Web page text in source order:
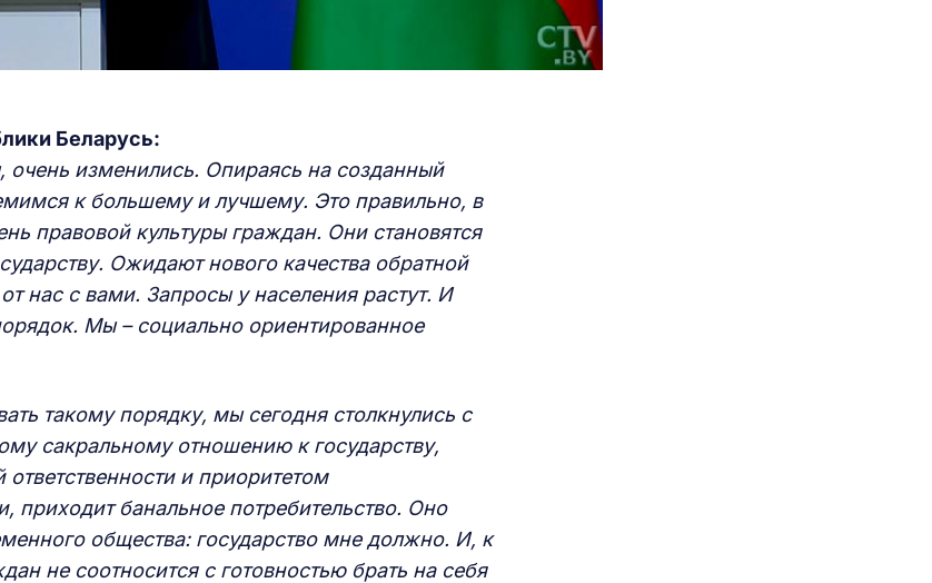
Беларусь:
изменились. Опираясь на созданный
к большему и лучшему. Это правильно, в
правовой культуры граждан. Они становятся
Ожидают нового качества обратной
нас с вами. Запросы у населения растут. И
Мы – социально ориентированное
такому порядку, мы сегодня столкнулись с
сакральному отношению к государству,
и приоритетом
приходит банальное потребительство. Оно
общества: государство мне должно. И, к
не соотносится с готовностью брать на себя